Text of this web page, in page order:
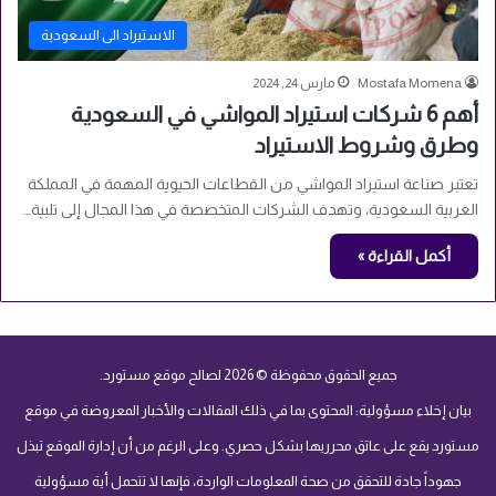
الاستيراد الى السعودية
Mostafa Momena مارس 24, 2024
أهم 6 شركات استيراد المواشي في السعودية
وطرق وشروط الاستيراد
تعتبر صناعة استيراد المواشي من القطاعات الحيوية المهمة في المملكة
العربية السعودية، وتهدف الشركات المتخصصة في هذا المجال إلى تلبية…
أكمل القراءة »
جميع الحقوق محفوظة © 2026 لصالح موقع مستورد.
بيان إخلاء مسؤولية: المحتوى بما في ذلك المقالات والأخبار المعروضة في موقع
مستورد يقع على عاتق محرريها بشكل حصري. وعلى الرغم من أن إدارة الموقع تبذل
جهوداً جادة للتحقق من صحة المعلومات الواردة، فإنها لا تتحمل أية مسؤولية